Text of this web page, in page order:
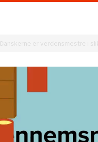
Danskerne er verdensmestre i slik